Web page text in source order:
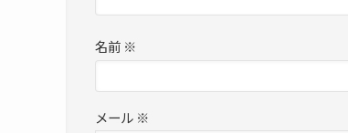
名前 ※
メール ※